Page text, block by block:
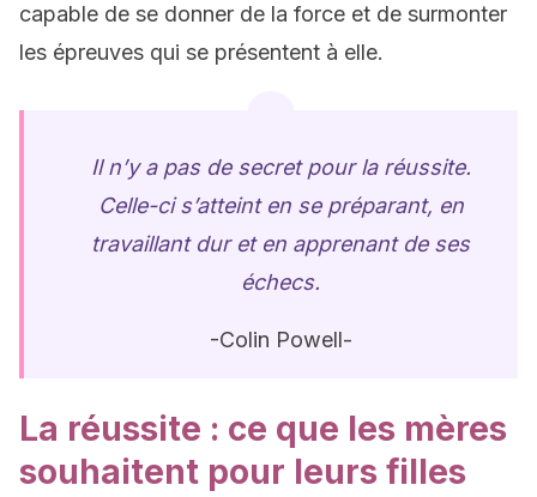
capable de se donner de la force et de surmonter
les épreuves qui se présentent à elle.
Il n’y a pas de secret pour la réussite.
Celle-ci s’atteint en se préparant, en
travaillant dur et en apprenant de ses
échecs.
-Colin Powell-
La réussite : ce que les mères
souhaitent pour leurs filles